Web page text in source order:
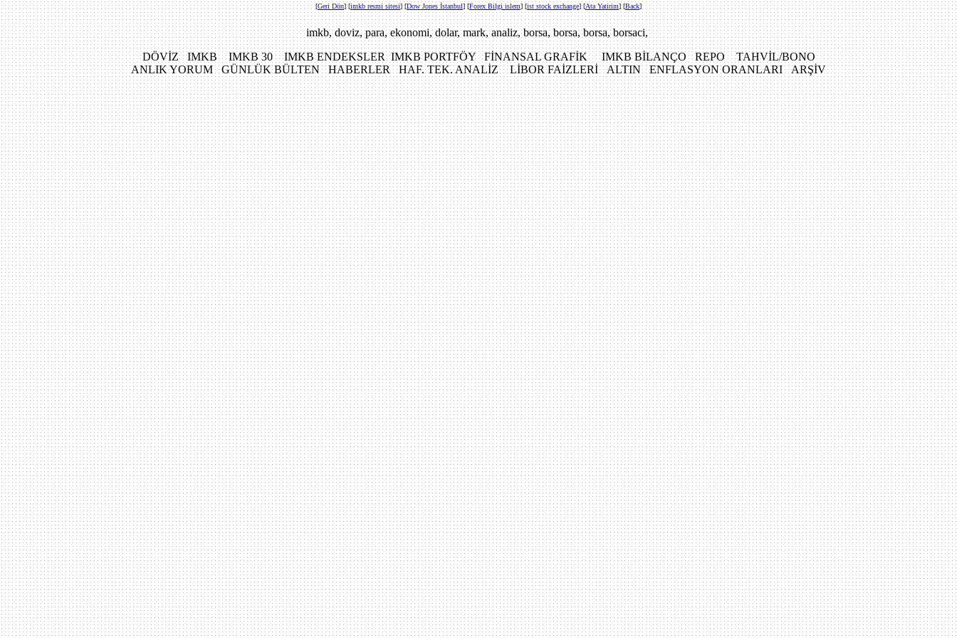
[Geri Dön] [imkb resmi sitesi][Dow Jones İstanbul] [Forex Bilgi islem] [ist stock exchange] [Ata Yatirim] [Back]
imkb, doviz, para, ekonomi, dolar, mark, analiz, borsa, borsa, borsa, borsaci,
DÖVİZ IMKB IMKB 30 IMKB ENDEKSLER IMKB PORTFÖY FİNANSAL GRAFİK IMKB BİLANÇO REPO TAHVİL/BONO
ANLIK YORUM GÜNLÜK BÜLTEN HABERLER HAF. TEK. ANALİZ LİBOR FAİZLERİ ALTIN ENFLASYON ORANLARI ARŞİV